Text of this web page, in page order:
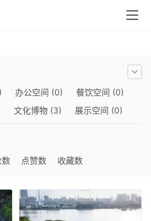
办公空间 (0) 餐饮空间 (0)
文化博物 (3) 展示空间 (0)
数 点赞数 收藏数